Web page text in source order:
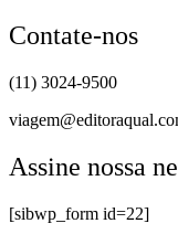
Contate-nos
(11) 3024-9500
Assine nossa
[sibwp_form id=22]